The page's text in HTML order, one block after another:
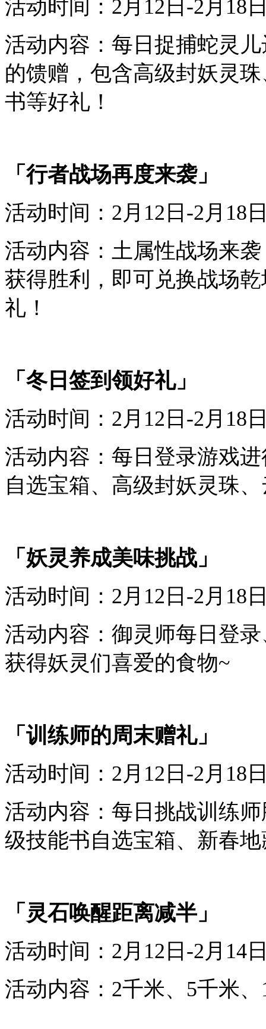
活动时间： 2 月 12 日-2 月 18
活动内容：每日捉捕蛇灵儿
的馈赠，包含高级封妖灵
书等好礼！
「行者战场再度来袭」
活动时间： 2 月 12 日-2 月 18
活动内容： 土属性战场来
获得胜利，即可兑换战场
礼！
「冬日签到领好礼」
活动时间： 2 月 12 日-2 月 18
活动内容：每日登录游戏
自选宝箱、高级封妖灵珠
「妖灵养成美味挑战」
活动时间： 2 月 12 日-2 月 18
活动内容：御灵师每日登
获得妖灵们喜爱的食物~
「训练师的周末赠礼」
活动时间： 2 月 12 日-2 月 18
活动内容：每日挑战训练
级技能书自选宝箱、 新春地
「灵石唤醒距离减半」
活动时间： 2 月 12 日-2 月 14
活动内容：2千米、5千米、